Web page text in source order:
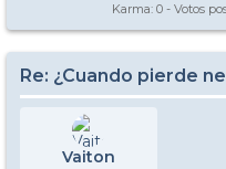
Karma: 0 - Votos
Re: ¿Cuando pierde
Vaiton